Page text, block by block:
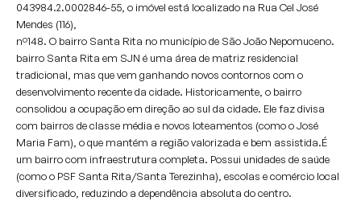
043984.2.0002846-55, o imóvel está localizado na Rua Cel José
Mendes (116),
nº148. O bairro Santa Rita no município de São João Nepomuceno.
bairro Santa Rita em SJN é uma área de matriz residencial
tradicional, mas que vem ganhando novos contornos com o
desenvolvimento recente da cidade. Historicamente, o bairro
consolidou a ocupação em direção ao sul da cidade. Ele faz divisa
com bairros de classe média e novos loteamentos (como o José
Maria Fam), o que mantém a região valorizada e bem assistida.É
um bairro com infraestrutura completa. Possui unidades de saúde
(como o PSF Santa Rita/Santa Terezinha), escolas e comércio local
diversificado, reduzindo a dependência absoluta do centro.